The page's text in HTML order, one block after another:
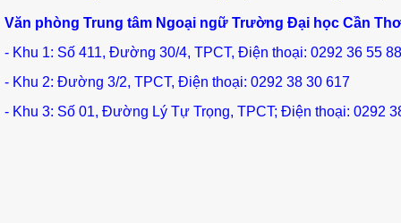
Văn phòng Trung tâm Ngoại ngữ Trường Đại học Cần Thơ
- Khu 1: Số 411, Đường 30/4, TPCT, Điện thoại: 0292 36 55
- Khu 2: Đường 3/2, TPCT, Điện thoại: 0292 38 30 617
- Khu 3: Số 01, Đường Lý Tự Trọng, TPCT; Điện thoại: 0292